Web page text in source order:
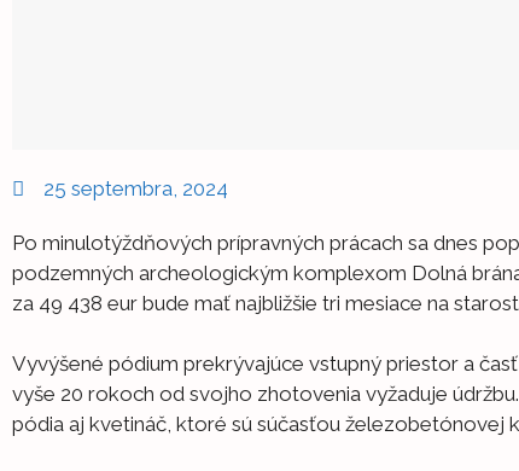
25 septembra, 2024
Po minulotýždňových prípravných prácach sa dnes
podzemných archeologickým komplexom Dolná
za 49 438 eur bude mať najbližšie tri mesiace na
Vyvýšené pódium prekrývajúce vstupný priestor a
vyše 20 rokoch od svojho zhotovenia vyžaduje
pódia aj kvetináč, ktoré sú súčasťou železobetónovej